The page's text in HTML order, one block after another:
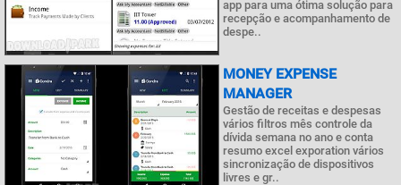
app para uma ótima solução para
recepção e acompanhamento de
despe..
MONEY EXPENSE
MANAGER
Gestão de receitas e despesas
vários filtros mês controle da
dívida semana no ano e conta
resumo excel exporation vários
sincronização de dispositivos
livres e gr..